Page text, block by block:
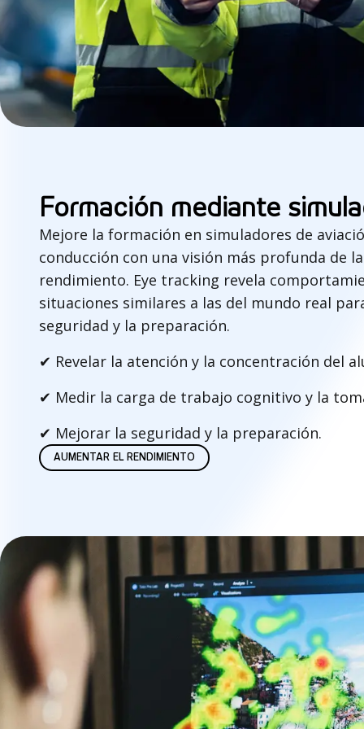
e
n
d
i
Formación mediante
Mejore la formación en simuladores de
conducción con una visión más profunda de
rendimiento. Eye tracking revela
situaciones similares a las del mundo real
seguridad y la preparación.
✔ Revelar la atención y la concentración del
✔ Medir la carga de trabajo cognitivo y la
✔ Mejorar la seguridad y la preparación.
AUMENTAR EL RENDIMIENTO
A
d
é
m